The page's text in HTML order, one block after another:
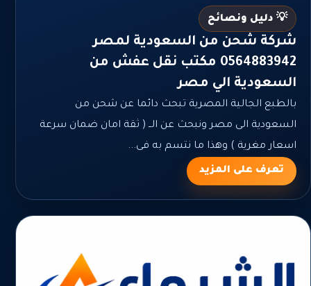
💡 دليل ونصائح
شركة شحن من السعودية لمصر
0564883942 مكتب نقل عفش من
السعودية الي مصر
بالطبع الجالية المصرية تبحث دائما عن شحن من
السعودية الى مصر ونبحث عن الــ ( ثقة امان ضمان سرعة
اسعار مغرية ) وهذا ما نتسم به فى...
تعرف على المزيد